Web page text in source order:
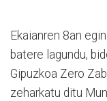
Ekaianren 8an
batere lagundu,
Gipuzkoa Zero
zeharkatu ditu